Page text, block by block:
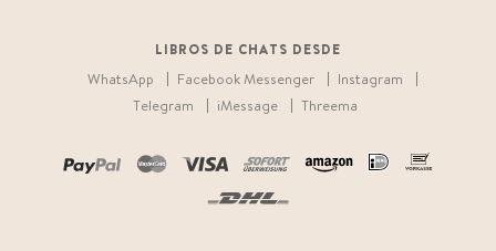
LIBROS DE CHATS DESDE
WhatsApp Facebook Messenger
Instagram
Telegram
iMessage Threema